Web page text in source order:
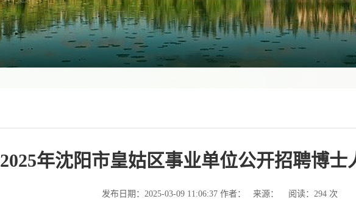
2025年沈阳市皇姑区事业单位公开招聘博士
发布日期：2025-03-09 11:06:37 作者： 来源： 阅读： 294次